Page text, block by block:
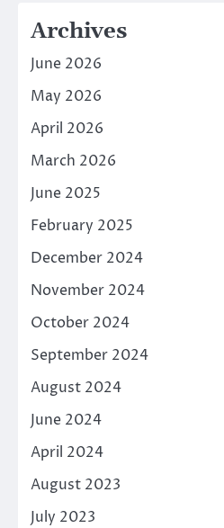
Archives
June 2026
May 2026
April 2026
March 2026
June 2025
February 2025
December 2024
November 2024
October 2024
September 2024
August 2024
June 2024
April 2024
August 2023
July 2023